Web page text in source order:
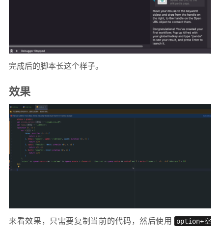
完成后的脚本长这个样子。
效果
来看效果，只需要复制当前的代码，然后使用
option+空